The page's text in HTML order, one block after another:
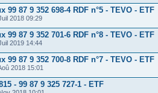
99 87 9 352 698-4 RDF n°5 - TEVO - ETF
2018 09:29
99 87 9 352 701-6 RDF n°8 - TEVO - ETF
2019 14:44
99 87 9 352 700-8 RDF n°7 - TEVO - ETF
2018 15:01
- 99 87 9 325 727-1 - ETF